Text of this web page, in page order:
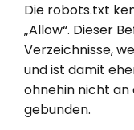
Die robots.txt
„Allow“. Dieser
Verzeichnisse,
und ist damit
ohnehin nicht
gebunden.